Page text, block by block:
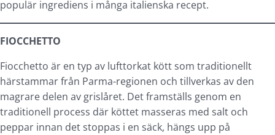
populär ingrediens i många italienska recept.
FIOCCHETTO
Fiocchetto är en typ av lufttorkat kött som traditionellt
härstammar från Parma-regionen och tillverkas av den
magrare delen av grislåret. Det framställs genom en
traditionell process där köttet masseras med salt och
peppar innan det stoppas i en säck, hängs upp på